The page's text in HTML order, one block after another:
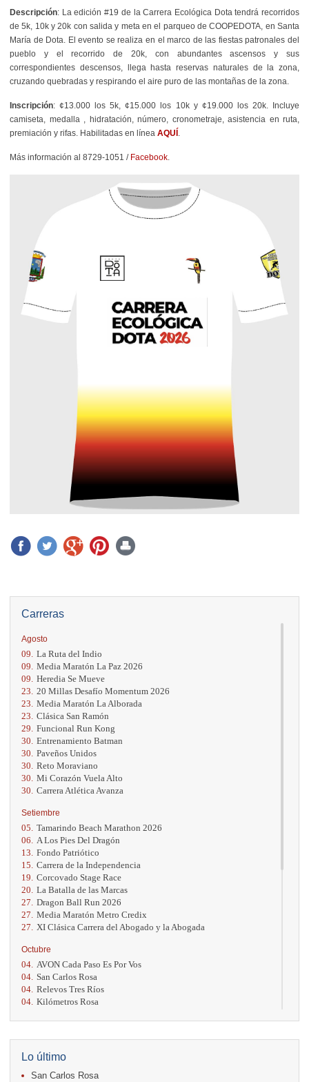
Carreras
Agosto
09. La Ruta del Indio
09. Media Maratón La Paz 2026
09. Heredia Se Mueve
23. 20 Millas Desafío Momentum 2026
23. Media Maratón La Alborada
23. Clásica San Ramón
29. Funcional Run Kong
30. Entrenamiento Batman
30. Paveños Unidos
30. Reto Moraviano
30. Mi Corazón Vuela Alto
30. Carrera Atlética Avanza
Setiembre
05. Tamarindo Beach Marathon 2026
06.
A Los Pies Del Dragón
13. Fondo Patriótico
15. Carrera de la Independencia
19. Corcovado Stage Race
20. La Batalla de las Marcas
27. Dragon Ball Run 2026
27. Media Maratón Metro Credix
27.
XI Clásica Carrera del Abogado y la Abogada
Octubre
04. AVON Cada Paso Es Por Vos
04. San Carlos Rosa
04. Relevos Tres Ríos
04. Kilómetros Rosa
18. Casa Turire Trail Run
18.
Warriors Run Circuit
18. Samsung Jacó Beach Half Marathon 2026
25. KRun by Under Armour
Lo último
San Carlos Rosa
Descripción: La edición #19 de la Carrera Ecológica Dota tendrá recorridos
de 5k, 10k y 20k con salida y meta en el parqueo de COOPEDOTA, en Santa
María de Dota. El evento se realiza en el marco de las fiestas patronales del
pueblo y el recorrido de 20k, con abundantes ascensos y sus
correspondientes descensos, llega hasta reservas naturales de la zona,
cruzando quebradas y respirando el aire puro de las montañas de la zona.
Inscripción: ¢13.000 los 5k, ¢15.000 los 10k y ¢19.000 los 20k. Incluye
camiseta, medalla , hidratación, número, cronometraje, asistencia en ruta,
premiación y rifas. Habilitadas en línea AQUÍ
Más información al 8729-1051 / Facebook